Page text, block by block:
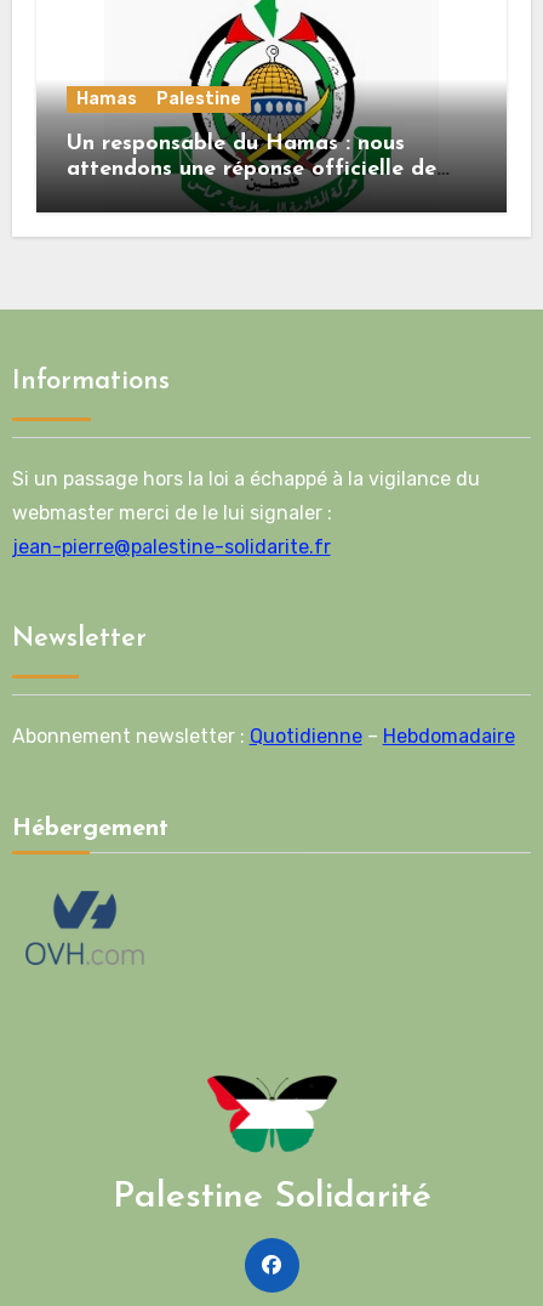
Hamas Palestine
Un responsable du Hamas : nous
attendons une réponse officielle de
Mladenov concernant la feuille de
route de la deuxième phase de l’accord
Informations
Si un passage hors la loi a échappé à la vigilance du
webmaster merci de le lui signaler :
jean-pierre@palestine-solidarite.fr
Newsletter
Abonnement newsletter : Quotidienne– Hebdomadaire
Hébergement
Palestine Solidarité